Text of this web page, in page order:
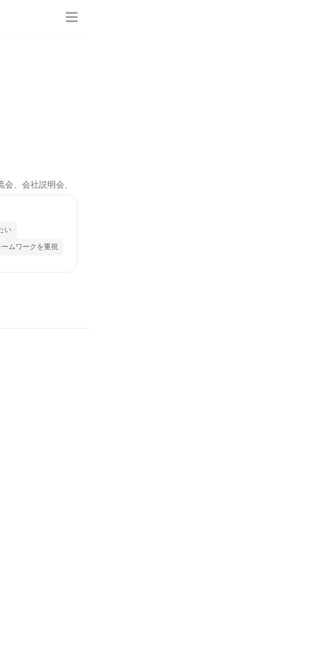
、会社説明会、
い
ームワークを重視